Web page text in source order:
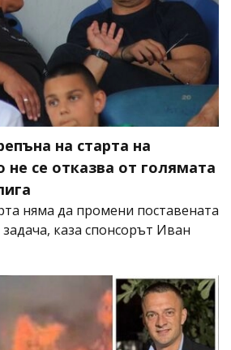
на старта на
се отказва от голямата
няма да промени поставената
каза спонсорът Иван